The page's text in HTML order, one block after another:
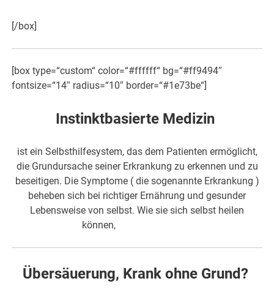
[/box]
[box type=“custom“ color=“#ffffff“ bg=“#ff9494″
fontsize=“14″ radius=“10″ border=“#1e73be“]
Instinktbasierte Medizin
ist ein Selbsthilfesystem, das dem Patienten ermöglicht,
die Grundursache seiner Erkrankung zu erkennen und zu
beseitigen. Die Symptome ( die sogenannte Erkrankung )
beheben sich bei richtiger Ernährung und gesunder
Lebensweise von selbst. Wie sie sich selbst heilen
können,
Übersäuerung, Krank ohne Grund?